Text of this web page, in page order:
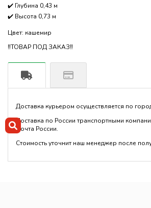
✔️ Глубина 0,43 м
✔️ Высота 0,73 м
Цвет: кашемир
‼️ТОВАР ПОД ЗАКАЗ‼️
Доставка курьером осуществляется по
Доставка по России транспортными
Почта России.
Стоимость уточнит наш менеджер после